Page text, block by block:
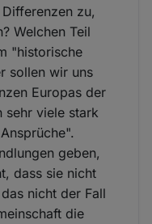
zu,
Welchen Teil
"historische
sollen wir uns
Europas der
sehr viele stark
geben,
dass sie nicht
nicht der Fall
die